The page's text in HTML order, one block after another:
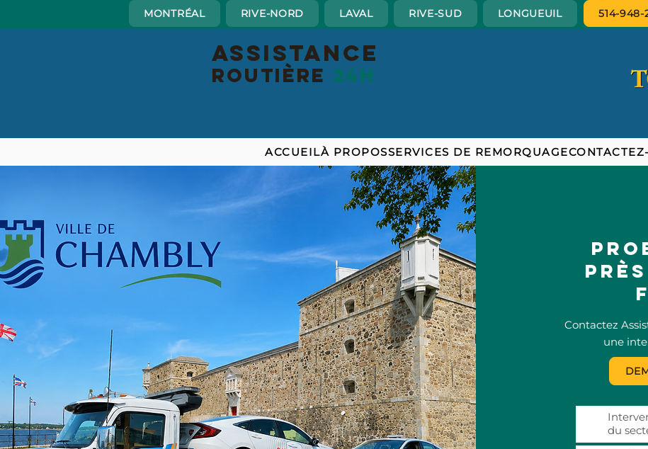
MONTRÉAL RIVE-NORD LAVAL RIVE-SUD LONGUEUIL 514-948-
routière 24h
Assistance
ACCUEILÀ PROPOSSERVICES DE REMORQUAGE
Contactez
une
du